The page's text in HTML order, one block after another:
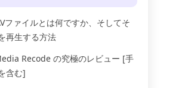
ファイルとは何ですか、そしてそ
再生する方法
Recode の究極のレビュー [手
含む]